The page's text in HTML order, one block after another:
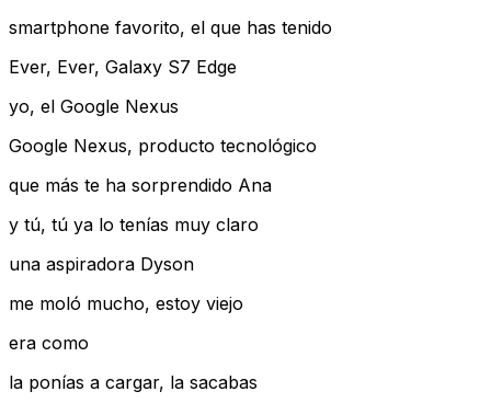
smartphone favorito, el que has tenido
Ever, Ever, Galaxy S7 Edge
yo, el Google Nexus
Google Nexus, producto tecnológico
que más te ha sorprendido Ana
y tú, tú ya lo tenías muy claro
una aspiradora Dyson
me moló mucho, estoy viejo
era como
la ponías a cargar, la sacabas